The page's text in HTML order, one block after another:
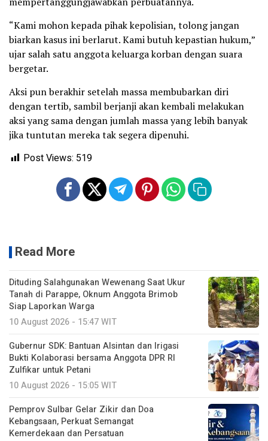
“Kami mohon kepada pihak kepolisian, tolong jangan
biarkan kasus ini berlarut. Kami butuh kepastian hukum,”
ujar salah satu anggota keluarga korban dengan suara
bergetar.
Aksi pun berakhir setelah massa membubarkan diri
dengan tertib, sambil berjanji akan kembali melakukan
aksi yang sama dengan jumlah massa yang lebih banyak
jika tuntutan mereka tak segera dipenuhi.
Post Views: 519
Read More
Dituding Salahgunakan Wewenang Saat Ukur
Tanah di Parappe, Oknum Anggota Brimob
Siap Laporkan Warga
10 August 2026 - 15:47 WIT
Gubernur SDK: Bantuan Alsintan dan Irigasi
Bukti Kolaborasi bersama Anggota DPR RI
Zulfikar untuk Petani
10 August 2026 - 15:05 WIT
Pemprov Sulbar Gelar Zikir dan Doa
Kebangsaan, Perkuat Semangat
Kemerdekaan dan Persatuan